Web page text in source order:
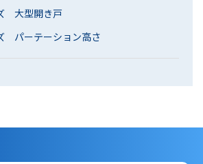
大型開き戸
パーテーション高さ